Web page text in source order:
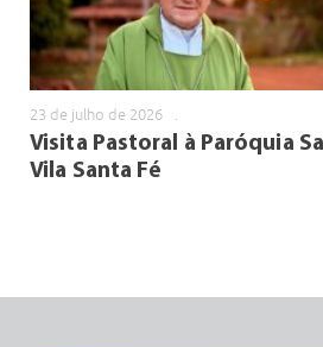
23 de julho de 2026
Visita Pastoral à Paróquia
Vila Santa Fé